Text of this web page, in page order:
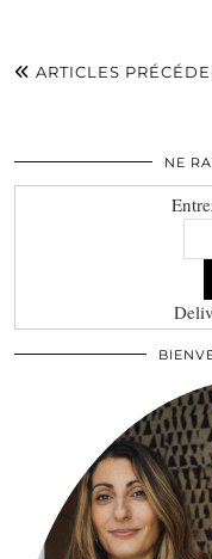
ARTICLES
NE